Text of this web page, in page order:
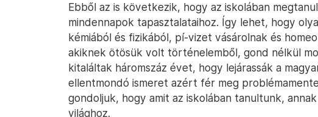
Ebből az is következik, hogy az iskolában
mindennapok tapasztalataihoz. Így lehet, hogy
kémiából és fizikából, pí-vizet vásárolnak és
akiknek ötösük volt történelemből, gond nélkül
kitaláltak háromszáz évet, hogy lejárassák a
ellentmondó ismeret azért fér meg
gondoljuk, hogy amit az iskolában tanultunk,
világhoz.